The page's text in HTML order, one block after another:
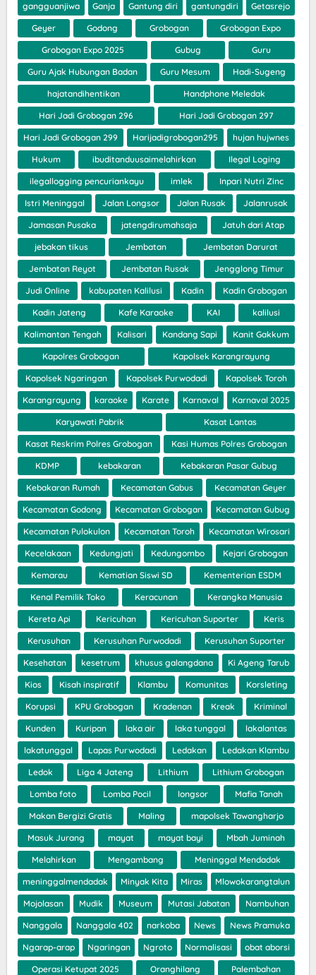
gangguanjiwa Ganja Gantung diri gantungdiri Getasrejo
Geyer Godong Grobogan Grobogan Expo
Grobogan Expo 2025 Gubug Guru
Guru Ajak Hubungan Badan Guru Mesum Hadi-Sugeng
hajatandihentikan Handphone Meledak
Hari Jadi Grobogan 296 Hari Jadi Grobogan 297
Hari Jadi Grobogan 299 Harijadigrobogan295 hujan hujwnes
Hukum ibuditanduusaimelahirkan Ilegal Loging
ilegallogging pencuriankayu imlek Inpari Nutri Zinc
Istri Meninggal Jalan Longsor Jalan Rusak Jalanrusak
Jamasan Pusaka jatengdirumahsaja Jatuh dari Atap
jebakan tikus Jembatan Jembatan Darurat
Jembatan Reyot Jembatan Rusak Jengglong Timur
Judi Online kabupaten Kalilusi Kadin Kadin Grobogan
Kadin Jateng Kafe Karaoke KAI kalilusi
Kalimantan Tengah Kalisari Kandang Sapi Kanit Gakkum
Kapolres Grobogan Kapolsek Karangrayung
Kapolsek Ngaringan Kapolsek Purwodadi Kapolsek Toroh
Karangrayung karaoke Karate Karnaval Karnaval 2025
Karyawati Pabrik Kasat Lantas
Kasat Reskrim Polres Grobogan Kasi Humas Polres Grobogan
KDMP kebakaran Kebakaran Pasar Gubug
Kebakaran Rumah Kecamatan Gabus Kecamatan Geyer
Kecamatan Godong Kecamatan Grobogan Kecamatan Gubug
Kecamatan Pulokulon Kecamatan Toroh Kecamatan Wirosari
Kecelakaan Kedungjati Kedungombo Kejari Grobogan
Kemarau Kematian Siswi SD Kementerian ESDM
Kenal Pemilik Toko Keracunan Kerangka Manusia
Kereta Api Kericuhan Kericuhan Suporter Keris
Kerusuhan Kerusuhan Purwodadi Kerusuhan Suporter
Kesehatan kesetrum khusus galangdana Ki Ageng Tarub
Kios Kisah inspiratif Klambu Komunitas Korsleting
Korupsi KPU Grobogan Kradenan Kreak Kriminal
Kunden Kuripan laka air laka tunggal lakalantas
lakatunggal Lapas Purwodadi Ledakan Ledakan Klambu
Ledok Liga 4 Jateng Lithium Lithium Grobogan
Lomba foto Lomba Pocil longsor Mafia Tanah
Makan Bergizi Gratis Maling mapolsek Tawangharjo
Masuk Jurang mayat mayat bayi Mbah Juminah
Melahirkan Mengambang Meninggal Mendadak
meninggalmendadak Minyak Kita Miras Mlowokarangtalun
Mojolasan Mudik Museum Mutasi Jabatan Nambuhan
Nanggala Nanggala 402 narkoba News News Pramuka
Ngarap-arap Ngaringan Ngroto Normalisasi obat aborsi
Operasi Ketupat 2025 Oranghilang Palembahan